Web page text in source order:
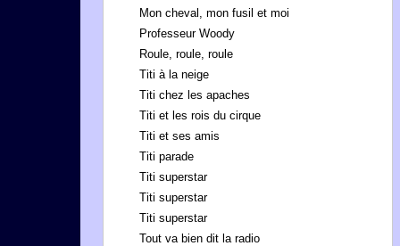
Mon cheval, mon fusil et moi
Professeur Woody
Roule, roule, roule
Titi à la neige
Titi chez les apaches
Titi et les rois du cirque
Titi et ses amis
Titi parade
Titi superstar
Titi superstar
Titi superstar
Tout va bien dit la radio